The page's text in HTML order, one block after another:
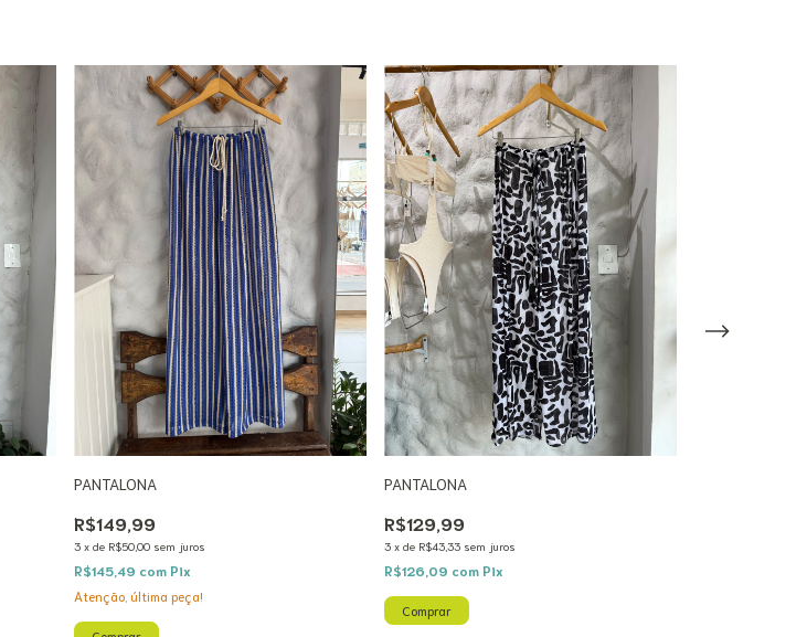
PANTALONA
R$149,99
3 x de R$50,00 sem juros
R$145,49 com Pix
Atenção, última peça!
PANTALONA
R$129,99
3 x de R$43,33 sem juros
R$126,09 com Pix
Comprar